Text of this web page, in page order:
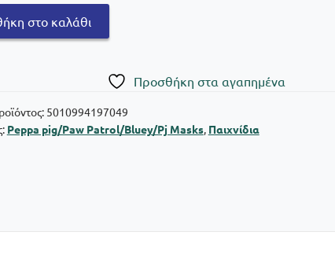
στο καλάθι
Πρoσθήκη στα αγαπημένα
5010994197049
Peppa pig/Paw Patrol/Bluey/Pj Masks, Παιχνίδια